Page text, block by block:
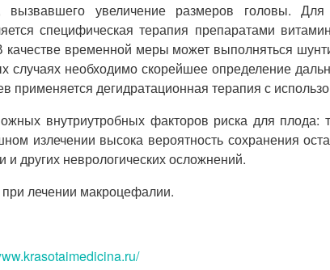
вызвавшего увеличение размеров головы.
специфическая терапия препаратами
временной меры может выполняться
необходимо скорейшее определение
применяется дегидратационная терапия с
внутриутробных факторов риска для
излечении высока вероятность сохранения
других неврологических осложнений.
лечении макроцефалии.